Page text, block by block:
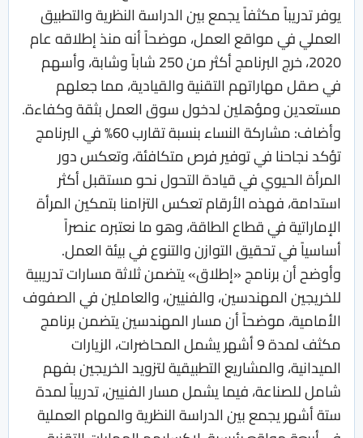
يوفر تدريباً مكثفاً يجمع بين الدراسة النظرية والتطبيق
العملي في مواقع العمل، موضحاً أنه منذ إطلاقه عام
2020، خرج البرنامج أكثر من 250 شاباً وشابة، وأسهم
في صقل مهاراتهم التقنية والقيادية، مما جعلهم
مستعدين ومؤهلين لدخول سوق العمل بثقة وكفاءة.
وأضاف: مشاركة النساء بنسبة تقارب 60% في البرنامج
تؤكد نجاحنا في توفير فرص متكافئة، وتعكس دور
المرأة الحيوي في قيادة التحول نحو مستقبل أكثر
استدامة، فهذه الأرقام تعكس التزامنا بتمكين المرأة
الإماراتية في قطاع الطاقة، وهو ما نعتبره عنصراً
أساسياً في تحقيق التوازن والتنوع في بيئة العمل.
وأوضح أن برنامج «إطلاق» يتضمن ثلاثة مسارات تدريبية
للخريجين المهندسين، والفنيين، والعاملين في الصفوف
الأمامية، موضحاً أن مسار المهندسين يتضمن برنامج
مكثف لمدة 9 أشهر يشمل المحاضرات، الزيارات
الميدانية، والمشاريع التطبيقية لتزويد الخريجين بفهم
شامل للصناعة، فيما يشمل مسار الفنيين، تدريباً لمدة
ستة أشهر يجمع بين الدراسة النظرية والمهام العملية